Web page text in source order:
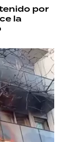
por
la